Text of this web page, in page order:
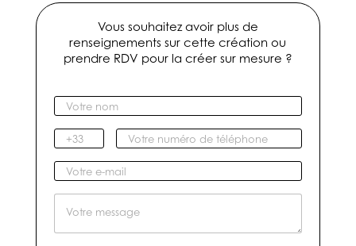
Vous souhaitez avoir plus de
renseignements sur cette création ou
prendre RDV pour la créer sur mesure ?
V
o
t
r
e
n
o
I
n
d
i
c
V
o
t
r
e
n
V
o
t
s